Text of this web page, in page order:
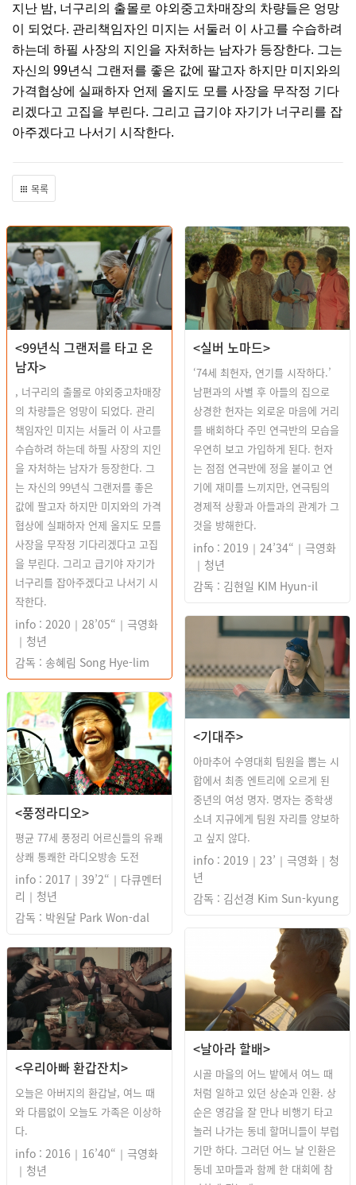
지난 밤, 너구리의 출몰로 야외중고차매장의 차량들은 엉망
이 되었다. 관리책임자인 미지는 서둘러 이 사고를 수습하려
하는데 하필 사장의 지인을 자처하는 남자가 등장한다. 그는
자신의 99년식 그랜저를 좋은 값에 팔고자 하지만 미지와의
가격협상에 실패하자 언제 올지도 모를 사장을 무작정 기다
리겠다고 고집을 부린다. 그리고 급기야 자기가 너구리를 잡
아주겠다고 나서기 시작한다.
목록
<99년식 그랜저를 타고 온
남자>
, 너구리의 출몰로 야외중고차매장
의 차량들은 엉망이 되었다. 관리
책임자인 미지는 서둘러 이 사고를
수습하려 하는데 하필 사장의 지인
을 자처하는 남자가 등장한다. 그
는 자신의 99년식 그랜저를 좋은
값에 팔고자 하지만 미지와의 가격
협상에 실패하자 언제 올지도 모를
사장을 무작정 기다리겠다고 고집
을 부린다. 그리고 급기야 자기가
너구리를 잡아주겠다고 나서기 시
작한다.
info : 2020｜28’05“｜극영화
｜청년
감독 : 송혜림 Song Hye-lim
<실버 노마드>
‘74세 최헌자, 연기를 시작하다.’
남편과의 사별 후 아들의 집으로
상경한 헌자는 외로운 마음에 거리
를 배회하다 주민 연극반의 모습을
우연히 보고 가입하게 된다. 헌자
는 점점 연극반에 정을 붙이고 연
기에 재미를 느끼지만, 연극팀의
경제적 상황과 아들과의 관계가 그
것을 방해한다.
info : 2019｜24’34“｜극영화
｜청년
감독 : 김현일 KIM Hyun-il
<기대주>
아마추어 수영대회 팀원을 뽑는 시
합에서 최종 엔트리에 오르게 된
중년의 여성 명자. 명자는 중학생
소녀 지규에게 팀원 자리를 양보하
고 싶지 않다.
info : 2019｜23’｜극영화｜청
년
감독 : 김선경 Kim Sun-kyung
<풍정라디오>
평균 77세 풍정리 어르신들의 유쾌
상쾌 통쾌한 라디오방송 도전
info : 2017｜39’2“｜다큐멘터
리｜청년
감독 : 박원달 Park Won-dal
<날아라 할배>
시골 마을의 어느 밭에서 여느 때
처럼 일하고 있던 상순과 인환. 상
순은 영감을 잘 만나 비행기 타고
놀러 나가는 동네 할머니들이 부럽
기만 하다. 그러던 어느 날 인환은
동네 꼬마들과 함께 한 대회에 참
<우리아빠 환갑잔치>
오늘은 아버지의 환갑날, 여느 때
와 다름없이 오늘도 가족은 이상하
다.
info : 2016｜16’40“｜극영화
｜청년